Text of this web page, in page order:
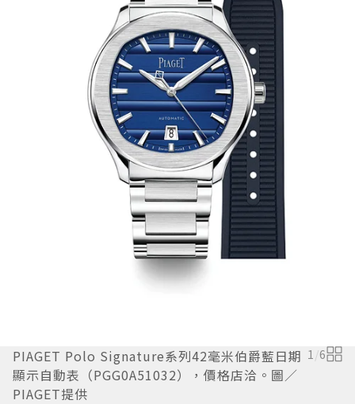
PIAGET Polo Signature系列42毫米伯爵藍日期
顯示自動表（PGG0A51032），價格店洽。圖／
PIAGET提供
1 /6